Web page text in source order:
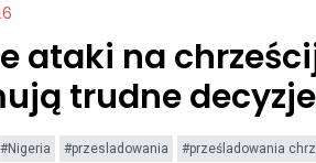
ataki na
trudne
#Nigeria #przesladowania #prześladowania